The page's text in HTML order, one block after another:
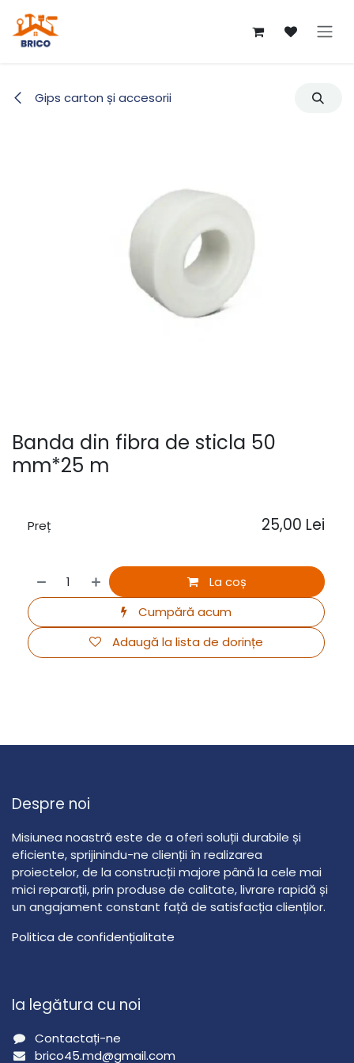
Gips carton și accesorii
Banda din fibra de sticla 50
mm*25 m
La coș
Cumpără acum
Adaugă la lista de dorințe
Preț 25,00 Lei
Despre noi
Misiunea noastră este de a oferi soluții durabile și
eficiente, sprijinindu-ne clienții în realizarea
proiectelor, de la construcții majore până la cele mai
mici reparații, prin produse de calitate, livrare rapidă și
un angajament constant față de satisfacția clienților.
Politica de confidențialitate
Ia legătura cu noi
Contactați-ne
brico45.md@gmail.com